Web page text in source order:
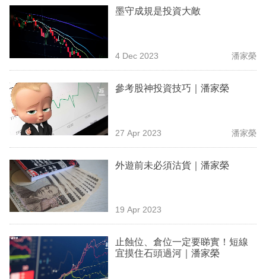
區
墨守成規是投資大敵
4 Dec 2023 潘家榮
參考股神投資技巧｜潘家榮
27 Apr 2023 潘家榮
外遊前未必須沽貨｜潘家榮
19 Apr 2023
止蝕位、倉位一定要睇實！短線
宜摸住石頭過河｜潘家榮